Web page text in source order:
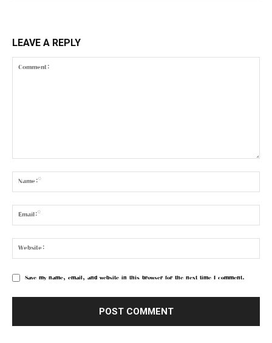
LEAVE A REPLY
Save my name, email, and website in this browser for the next time I comment.